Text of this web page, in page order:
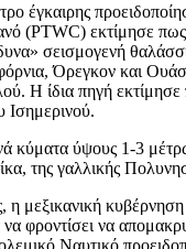
έγκαιρης
(PTWC) εκτίμησε
σεισμογενή
Όρεγκον και
Η ίδια πηγή εκτίμησε
Ισημερινού.
κύματα ύψους 1-3
της γαλλικής
η μεξικανική
να φροντίσει να
Ναυτικό